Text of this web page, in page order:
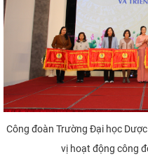
Công đoàn Trường Đại học
vị hoạt động công